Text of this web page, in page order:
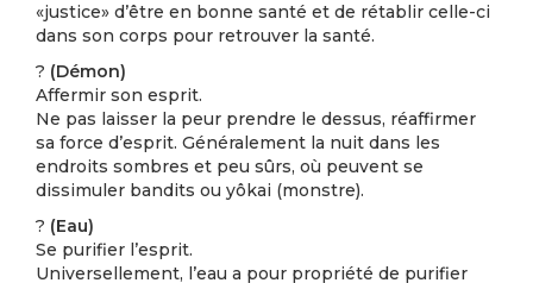
«justice» d’être en bonne santé et de rétablir celle-ci
dans son corps pour retrouver la santé.
? (Démon)
Affermir son esprit.
Ne pas laisser la peur prendre le dessus, réaffirmer
sa force d’esprit. Généralement la nuit dans les
endroits sombres et peu sûrs, où peuvent se
dissimuler bandits ou yôkai (monstre).
? (Eau)
Se purifier l’esprit.
Universellement, l’eau a pour propriété de purifier